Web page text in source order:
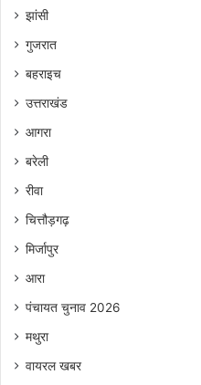
झांसी
गुजरात
बहराइच
उत्तराखंड
आगरा
बरेली
रीवा
चित्तौड़गढ़
मिर्जापुर
आरा
पंचायत चुनाव 2026
मथुरा
वायरल खबर